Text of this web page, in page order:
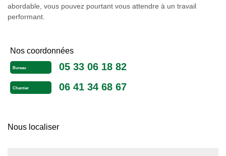
abordable, vous pouvez pourtant vous attendre à un travail
performant.
Nos coordonnées
Bureau 05 33 06 18 82
Chantier 06 41 34 68 67
Nous localiser